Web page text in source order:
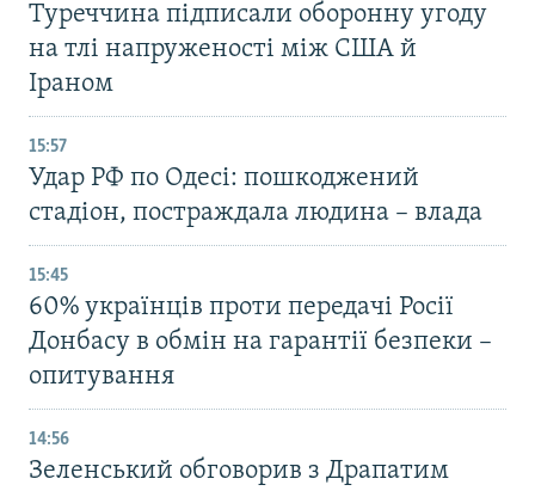
Туреччина підписали оборонну угоду
на тлі напруженості між США й
Іраном
15:57
Удар РФ по Одесі: пошкоджений
стадіон, постраждала людина – влада
15:45
60% українців проти передачі Росії
Донбасу в обмін на гарантії безпеки –
опитування
14:56
Зеленський обговорив з Драпатим